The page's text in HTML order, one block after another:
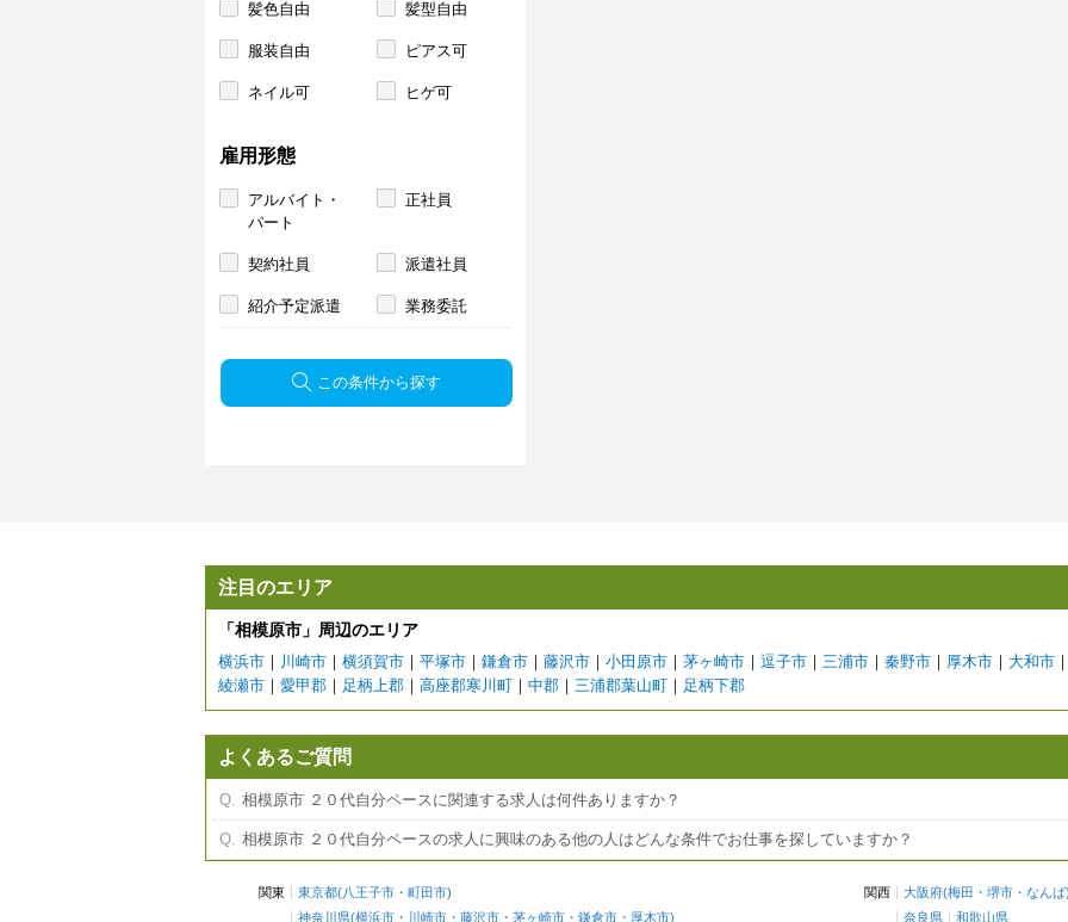
髪色自由 髪型自由
服装自由 ピアス可
ネイル可 ヒゲ可
雇用形態
アルバイト・
パート
正社員
契約社員 派遣社員
紹介予定派遣 業務委託
この条件から探す
注目のエリア
「相模原市」周辺のエリア
横浜市 ｜ 川崎市 ｜ 横須賀市 ｜ 平塚市 ｜ 鎌倉市 ｜ 藤沢市 ｜ 小田原市 ｜ 茅ヶ崎市 ｜ 逗子市 ｜ 三浦市 ｜ 秦野市 ｜ 厚木市 ｜ 大和市 ｜
綾瀬市 ｜ 愛甲郡 ｜ 足柄上郡 ｜ 高座郡寒川町 ｜ 中郡 ｜ 三浦郡葉山町 ｜ 足柄下郡
よくあるご質問
相模原市 ２０代自分ペースに関連する求人は何件ありますか？
相模原市 ２０代自分ペースの求人に興味のある他の人はどんな条件でお仕事を探していますか？
関東 東京都(八王子市 ・ 町田市)
神奈川県(横浜市 ・ 川崎市 ・ 藤沢市 ・ 茅ヶ崎市 ・ 鎌倉市 ・ 厚木市)
関西 大阪府(梅田 ・ 堺市 ・ なんば)
奈良県
和歌山県